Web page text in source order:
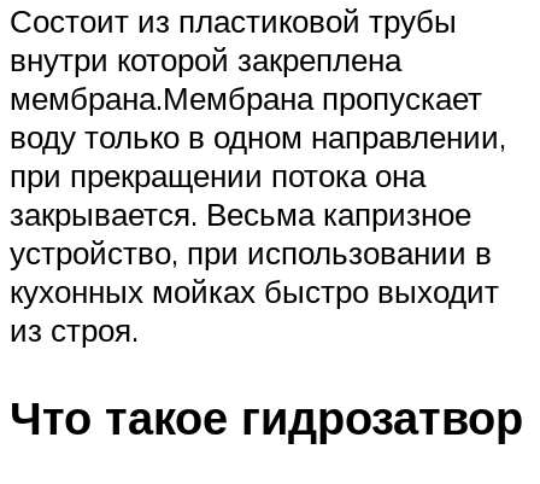
Состоит из пластиковой трубы
внутри которой закреплена
мембрана.Мембрана пропускает
воду только в одном направлении,
при прекращении потока она
закрывается. Весьма капризное
устройство, при использовании в
кухонных мойках быстро выходит
из строя.
Что такое гидрозатвор